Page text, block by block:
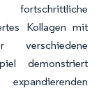
Kollagen mit
verschiedene
demonstriert